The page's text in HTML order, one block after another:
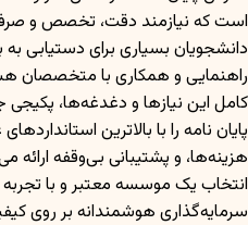
است که نیازمند دقت، تخصص و صرف
دانشجویان بسیاری برای دستیابی
راهنمایی و همکاری با متخصصان
کامل این نیازها و دغدغه‌ها،
پایان نامه را با بالاترین
هزینه‌ها، و پشتیبانی بی‌وقفه ارائه
انتخاب یک موسسه معتبر و با
سرمایه‌گذاری هوشمندانه بر روی